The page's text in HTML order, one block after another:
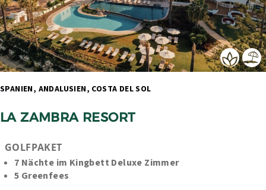
LA ZAMBRA RESORT
7 Nächte im Kingbett Deluxe Zimmer
5 Greenfees